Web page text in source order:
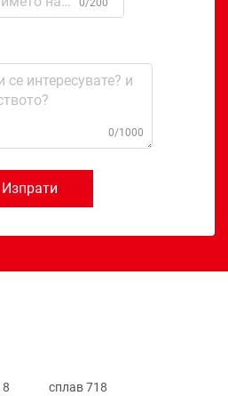
0/1000
Изпрати
сплав 718